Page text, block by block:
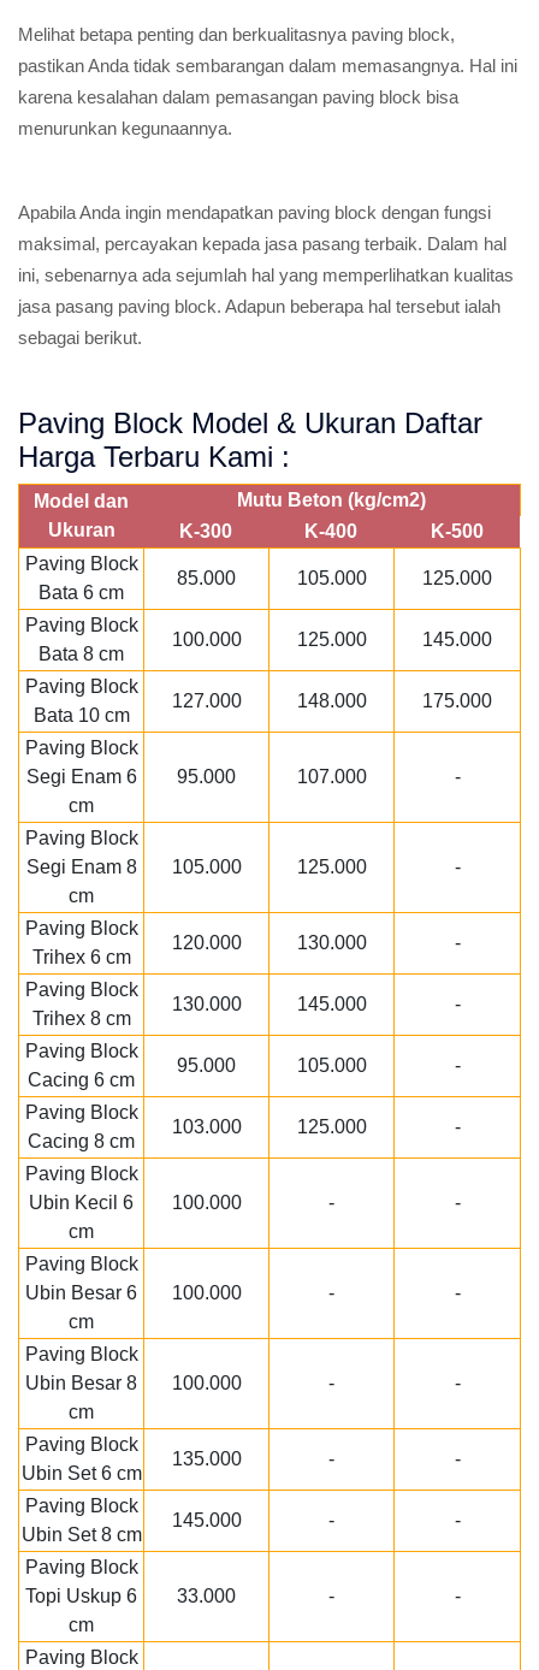
Melihat betapa penting dan berkualitasnya paving block,
pastikan Anda tidak sembarangan dalam memasangnya. Hal ini
karena kesalahan dalam pemasangan paving block bisa
menurunkan kegunaannya.
Apabila Anda ingin mendapatkan paving block dengan fungsi
maksimal, percayakan kepada jasa pasang terbaik. Dalam hal
ini, sebenarnya ada sejumlah hal yang memperlihatkan kualitas
jasa pasang paving block. Adapun beberapa hal tersebut ialah
sebagai berikut.
Paving Block Model & Ukuran Daftar
Harga Terbaru Kami :
Model dan
Ukuran
Mutu Beton (kg/cm2)
K-300
K-400
K-500
Paving Block
Bata 6 cm
85.000 105.000 125.000
Paving Block
Bata 8 cm
100.000 125.000 145.000
Paving Block
Bata 10 cm
127.000 148.000 175.000
Paving Block
Segi Enam 6
cm
95.000 107.000 -
Paving Block
Segi Enam 8
cm
105.000 125.000 -
Paving Block
Trihex 6 cm
120.000 130.000 -
Paving Block
Trihex 8 cm
130.000 145.000 -
Paving Block
Cacing 6 cm
95.000 105.000 -
Paving Block
Cacing 8 cm
103.000 125.000 -
Paving Block
Ubin Kecil 6
cm
100.000 - -
Paving Block
Ubin Besar 6
cm
100.000 - -
Paving Block
Ubin Besar 8
cm
100.000 - -
Paving Block
Ubin Set 6 cm
135.000 - -
Paving Block
Ubin Set 8 cm
145.000 - -
Paving Block
Topi Uskup 6
cm
33.000 - -
Paving Block